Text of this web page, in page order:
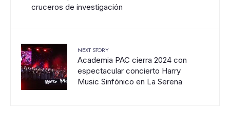
cruceros de investigación
NEXT STORY
Academia PAC cierra 2024 con
espectacular concierto Harry
Music Sinfónico en La Serena